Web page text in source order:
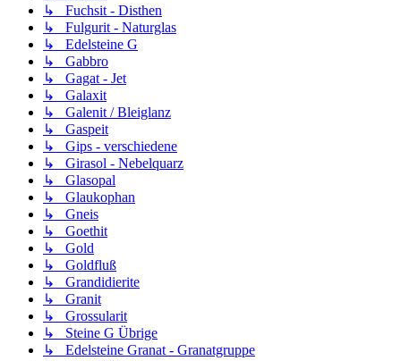
↳ Fuchsit - Disthen
↳ Fulgurit - Naturglas
↳ Edelsteine G
↳ Gabbro
↳ Gagat - Jet
↳ Galaxit
↳ Galenit / Bleiglanz
↳ Gaspeit
↳ Gips - verschiedene
↳ Girasol - Nebelquarz
↳ Glasopal
↳ Glaukophan
↳ Gneis
↳ Goethit
↳ Gold
↳ Goldfluß
↳ Grandidierite
↳ Granit
↳ Grossularit
↳ Steine G Übrige
↳ Edelsteine Granat - Granatgruppe